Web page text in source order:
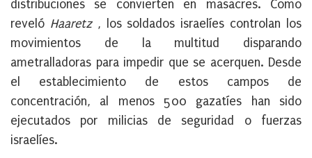
distribuciones se convierten en masacres. Como
reveló Haaretz , los soldados israelíes controlan los
movimientos de la multitud disparando
ametralladoras para impedir que se acerquen. Desde
el establecimiento de estos campos de
concentración, al menos 500 gazatíes han sido
ejecutados por milicias de seguridad o fuerzas
israelíes.